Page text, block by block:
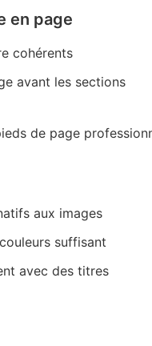
en page
cohérents
avant les sections
de page
aux images
suffisant
avec des titres